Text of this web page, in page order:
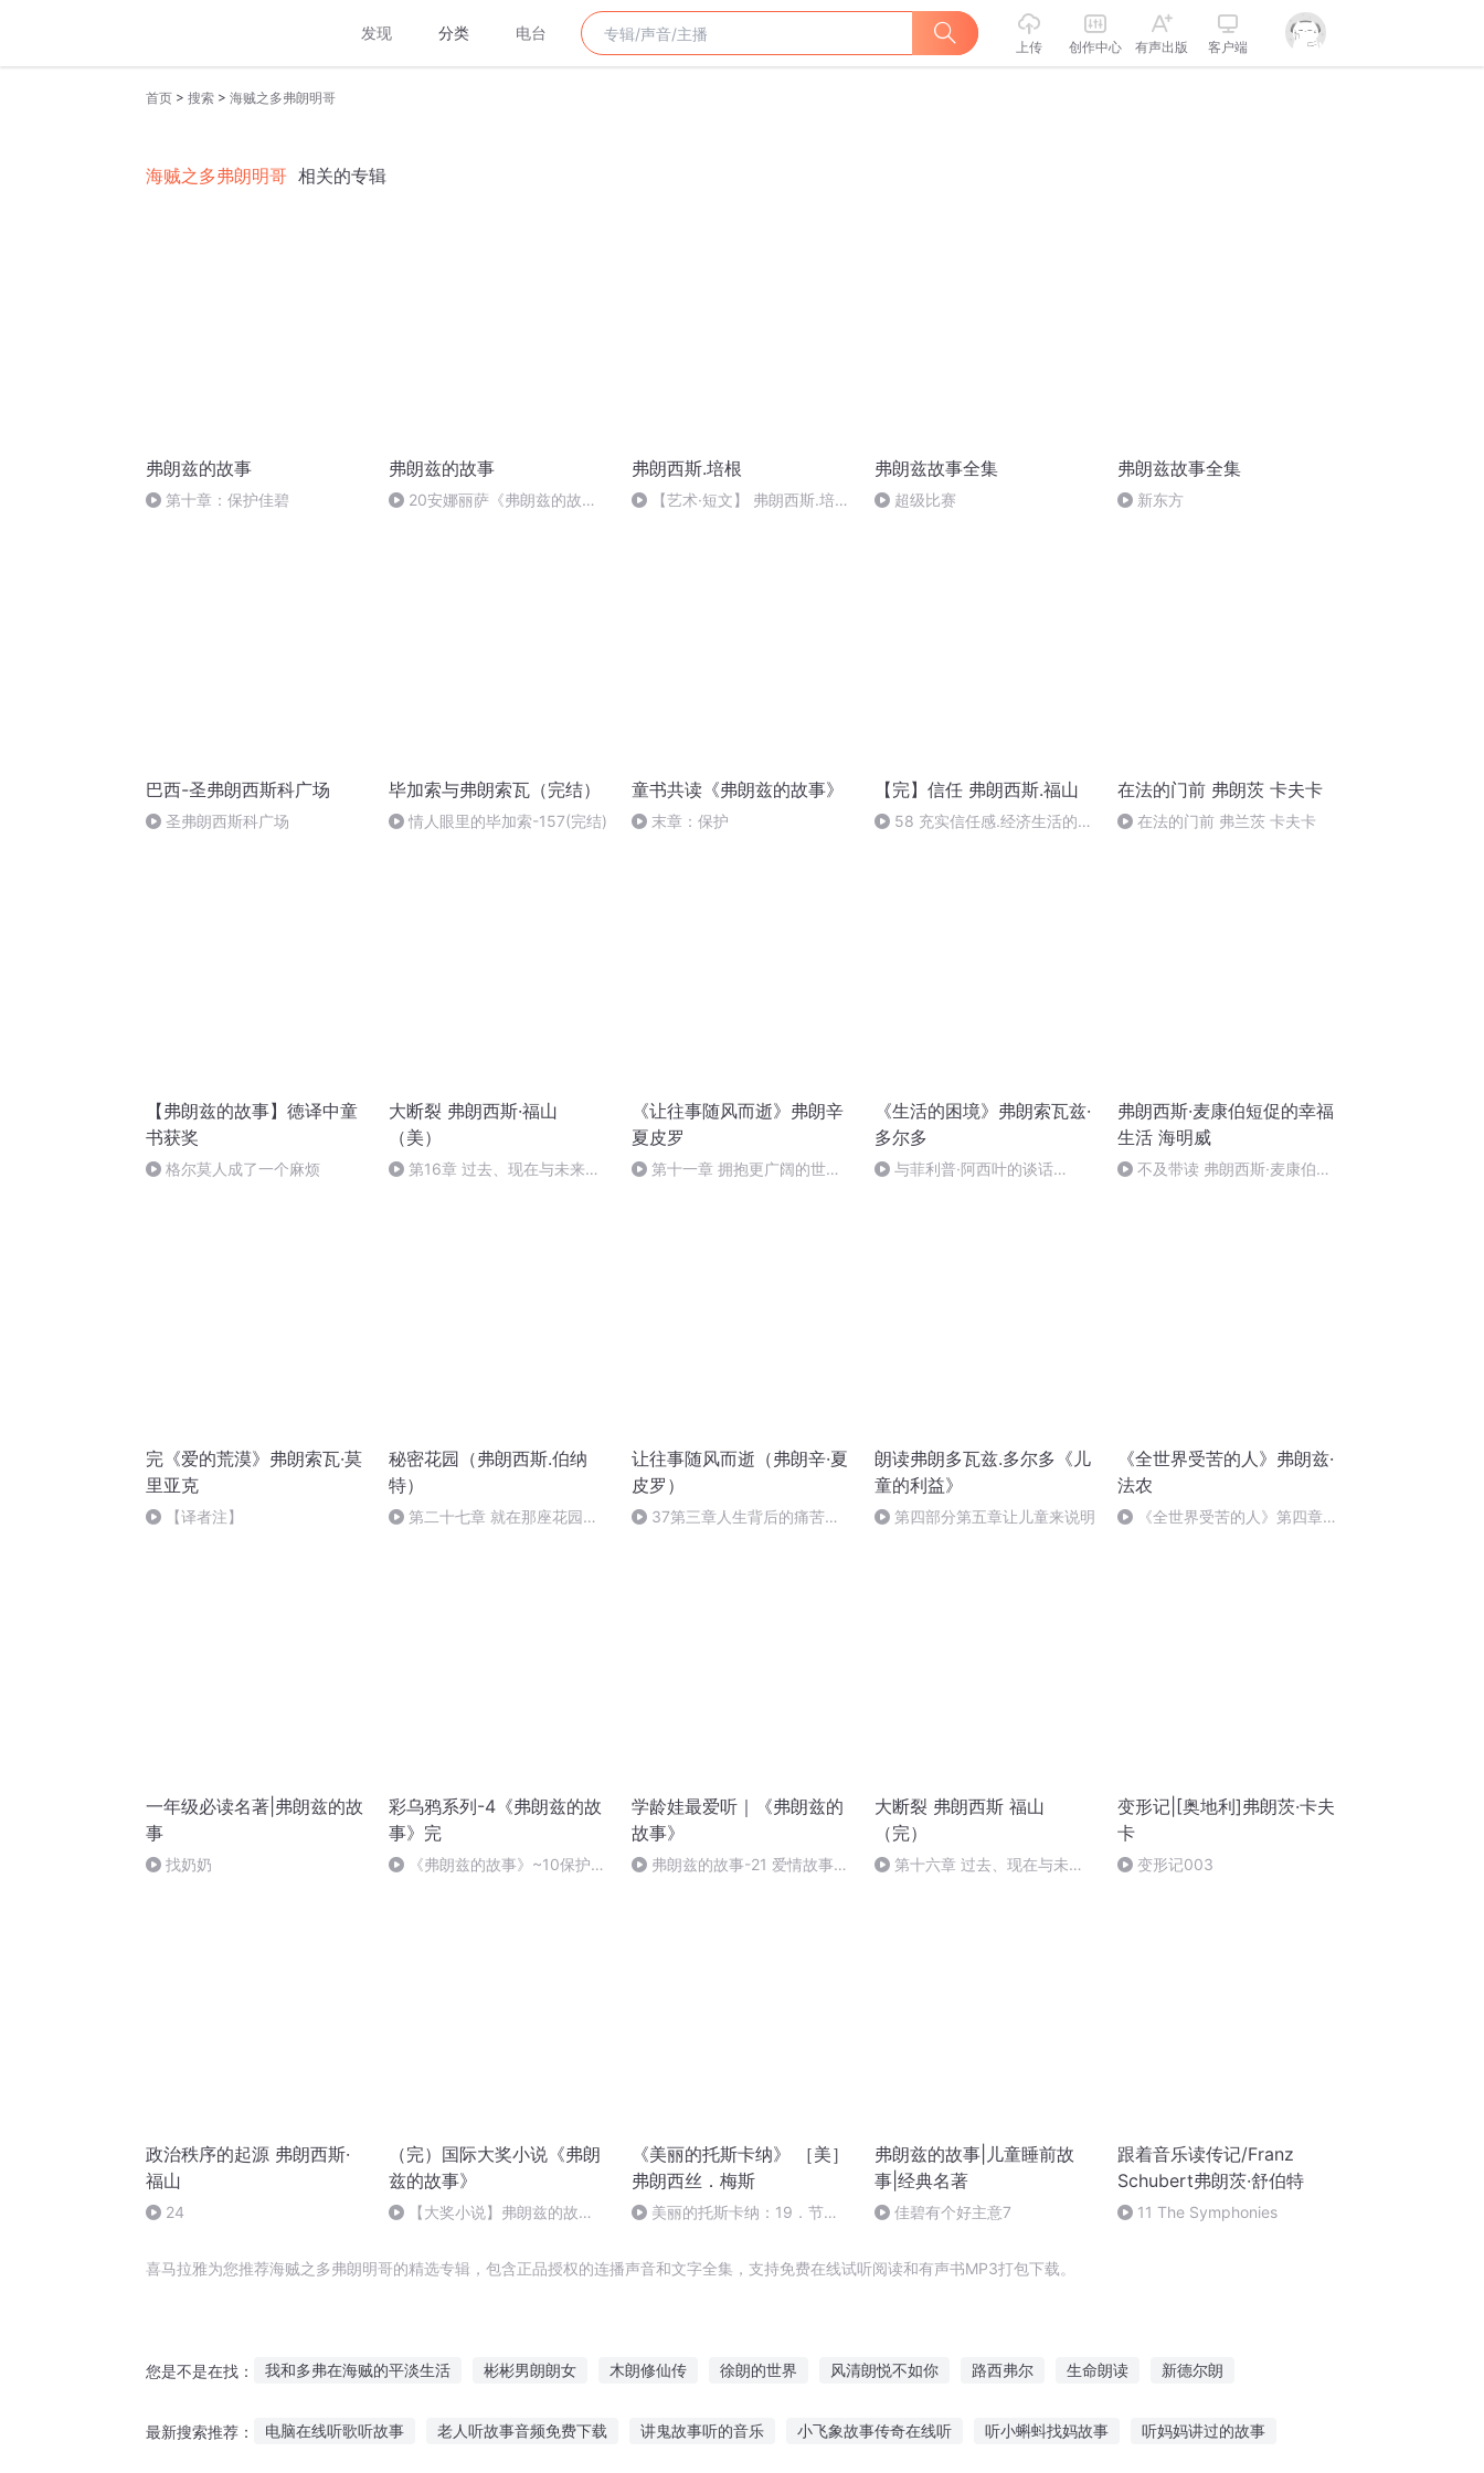
发现 分类 电台
上传 创作中心 有声出版 客户端
首页 > 搜索 > 海贼之多弗朗明哥
海贼之多弗朗明哥 相关的专辑
弗朗兹的故事
第十章：保护佳碧
弗朗兹的故事
20安娜丽萨《弗朗兹的故
弗朗西斯.培根
【艺术·短文】 弗朗西斯.培根
弗朗兹故事全集
超级比赛
弗朗兹故事全集
新东方
巴西-圣弗朗西斯科广场
圣弗朗西斯科广场
毕加索与弗朗索瓦（完结）
情人眼里的毕加索-157(完结)
童书共读《弗朗兹的故事》
末章：保护
【完】信任 弗朗西斯.福山
58 充实信任感.经济生活的升
在法的门前 弗朗茨 卡夫卡
在法的门前 弗兰茨 卡夫卡
【弗朗兹的故事】徳译中童
书获奖
格尔莫人成了一个麻烦
大断裂 弗朗西斯·福山
（美）
第16章 过去、现在与未来的
《让往事随风而逝》弗朗辛
夏皮罗
第十一章 拥抱更广阔的世界
《生活的困境》弗朗索瓦兹·
多尔多
与菲利普·阿西叶的谈话
弗朗西斯·麦康伯短促的幸福
生活 海明威
不及带读 弗朗西斯·麦康伯短
完《爱的荒漠》弗朗索瓦·莫
里亚克
【译者注】
秘密花园（弗朗西斯.伯纳
特）
第二十七章 就在那座花园里
让往事随风而逝（弗朗辛·夏
皮罗）
37第三章人生背后的痛苦记
朗读弗朗多瓦兹.多尔多《儿
童的利益》
第四部分第五章让儿童来说明
《全世界受苦的人》弗朗兹·
法农
《全世界受苦的人》第四章关
一年级必读名著|弗朗兹的故
事
找奶奶
彩乌鸦系列-4《弗朗兹的故
事》完
《弗朗兹的故事》~10保护佳
学龄娃最爱听｜《弗朗兹的
故事》
弗朗兹的故事-21 爱情故事之
大断裂 弗朗西斯 福山
（完）
第十六章 过去、现在与未来
变形记|[奥地利]弗朗茨·卡夫
卡
变形记003
政治秩序的起源 弗朗西斯·
福山
24
（完）国际大奖小说《弗朗
兹的故事》
【大奖小说】弗朗兹的故
《美丽的托斯卡纳》 ［美］
弗朗西丝．梅斯
美丽的托斯卡纳：19．节
弗朗兹的故事|儿童睡前故
事|经典名著
佳碧有个好主意7
跟着音乐读传记/Franz
Schubert弗朗茨·舒伯特
11 The Symphonies
喜马拉雅为您推荐海贼之多弗朗明哥的精选专辑，包含正品授权的连播声音和文字全集，支持免费在线试听阅读和有声书MP3打包下载。
您是不是在找： 我和多弗在海贼的平淡生活 彬彬男朗朗女 木朗修仙传 徐朗的世界 风清朗悦不如你 路西弗尔 生命朗读 新德尔朗
最新搜索推荐： 电脑在线听歌听故事 老人听故事音频免费下载 讲鬼故事听的音乐 小飞象故事传奇在线听 听小蝌蚪找妈故事 听妈妈讲过的故事